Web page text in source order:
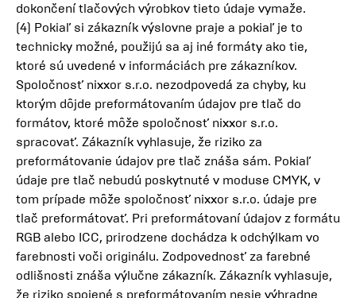
dokončení tlačových výrobkov tieto údaje vymaže.
(4) Pokiaľ si zákazník výslovne praje a pokiaľ je to
technicky možné, použijú sa aj iné formáty ako tie,
ktoré sú uvedené v informáciách pre zákazníkov.
Spoločnosť nixxor s.r.o. nezodpovedá za chyby, ku
ktorým dôjde preformátovaním údajov pre tlač do
formátov, ktoré môže spoločnosť nixxor s.r.o.
spracovať. Zákazník vyhlasuje, že riziko za
preformátovanie údajov pre tlač znáša sám. Pokiaľ
údaje pre tlač nebudú poskytnuté v moduse CMYK, v
tom prípade môže spoločnosť nixxor s.r.o. údaje pre
tlač preformátovať. Pri preformátovaní údajov z formátu
RGB alebo ICC, prirodzene dochádza k odchýlkam vo
farebnosti voči originálu. Zodpovednosť za farebné
odlišnosti znáša výlučne zákazník. Zákazník vyhlasuje,
že riziko spojené s preformátovaním nesie výhradne